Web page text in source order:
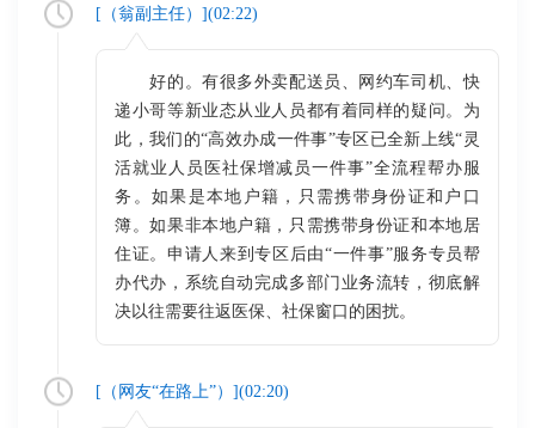
[（翁副主任）](02:22)
好的。有很多外卖配送员、网约车司机、快
递小哥等新业态从业人员都有着同样的疑问。为
此，我们的“高效办成一件事”专区已全新上线“灵
活就业人员医社保增减员一件事”全流程帮办服
务。如果是本地户籍，只需携带身份证和户口
簿。如果非本地户籍，只需携带身份证和本地居
住证。申请人来到专区后由“一件事”服务专员帮
办代办，系统自动完成多部门业务流转，彻底解
决以往需要往返医保、社保窗口的困扰。
[（ 网友“在路上”）](02:20)